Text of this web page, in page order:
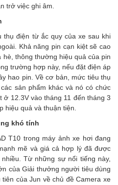
trở việc ghi âm.
thụ điện từ ắc quy của xe sau khi
Khả năng pin cạn kiệt sẽ cao
thông thường hiệu quả của pin
trường hợp này, nếu đặt điện áp
hao pin. Về cơ bản, mức tiêu thụ
sản phẩm khác và nó có chức
ở 12.3V vào tháng 11 đến tháng 3
hiệu quả và thuận tiện.
khó tính
T10 trong máy ảnh xe hơi đang
mẽ và giá cả hợp lý đã được
Từ những sự nổi tiếng này,
của Giải thưởng người tiêu dùng
của Jun về chủ đề Camera xe